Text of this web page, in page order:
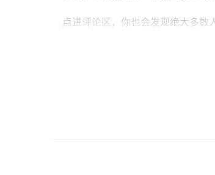
点进评论区，你也会发现绝大多数
4500 条回复，画风你大概都能猜